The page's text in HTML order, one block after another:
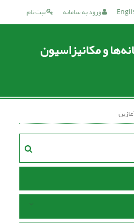
ثبت نام ورود به سامانه
و مکانیزاسیون